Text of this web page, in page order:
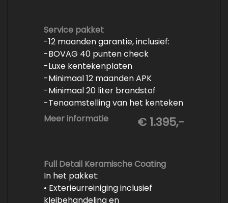
vrijwaren
- Volledige inspectie
- Poetsen binnen en buiten
Service pakket
-12 maanden garantie, inclusief:
-BOVAG 40 punten check
-Luxe kentekenplaten
-Minimaal 12 maanden APK
-Minimaal 20 liter brandstof
-Tenaamstelling van het kenteken
-Vrijwaren van de inruilauto
polijsten
Meer informatie € 1.395,-
Full Detail Keramische Coating
In het pakket:
• Exterieurreiniging inclusief
kleibehandeling en